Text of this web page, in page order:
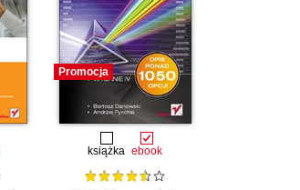
Promocja
książka ebook